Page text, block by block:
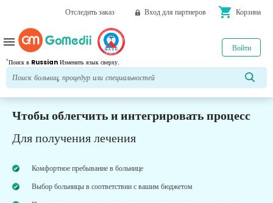
Отследить заказ Вход для партнеров shopping_cart Корзина
*Поиск в Russian Изменить язык сверху.
Войти
menu
Чтобы облегчить и интегрировать процесс
Для получения лечения
Комфортное пребывание в больнице
Выбор больницы в соответствии с вашим бюджетом